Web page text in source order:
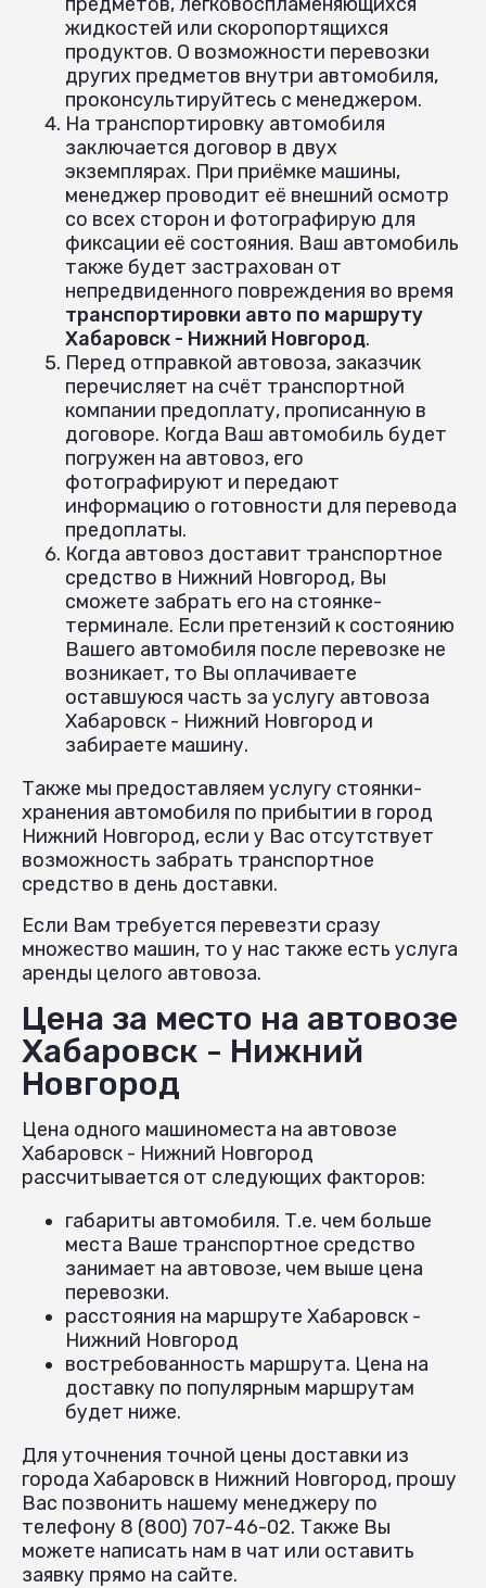
жидкостей или скоропортящихся
продуктов. О возможности перевозки
других предметов внутри автомобиля,
проконсультируйтесь с менеджером.
На транспортировку автомобиля
заключается договор в двух
экземплярах. При приёмке машины,
менеджер проводит её внешний осмотр
со всех сторон и фотографирую для
фиксации её состояния. Ваш автомобиль
также будет застрахован от
непредвиденного повреждения во время
транспортировки авто по маршруту
Хабаровск - Нижний Новгород.
Перед отправкой автовоза, заказчик
перечисляет на счёт транспортной
компании предоплату, прописанную в
договоре. Когда Ваш автомобиль будет
погружен на автовоз, его
фотографируют и передают
информацию о готовности для перевода
предоплаты.
Когда автовоз доставит транспортное
средство в Нижний Новгород, Вы
сможете забрать его на стоянке-
терминале. Если претензий к состоянию
Вашего автомобиля после перевозке не
возникает, то Вы оплачиваете
оставшуюся часть за услугу автовоза
Хабаровск - Нижний Новгород и
забираете машину.
Также мы предоставляем услугу стоянки-
хранения автомобиля по прибытии в город
Нижний Новгород, если у Вас отсутствует
возможность забрать транспортное
средство в день доставки.
Если Вам требуется перевезти сразу
множество машин, то у нас также есть услуга
аренды целого автовоза.
Цена за место на автовозе
Хабаровск - Нижний
Новгород
Цена одного машиноместа на автовозе
Хабаровск - Нижний Новгород
рассчитывается от следующих факторов:
габариты автомобиля. Т.е. чем больше
места Ваше транспортное средство
занимает на автовозе, чем выше цена
перевозки.
расстояния на маршруте Хабаровск -
Нижний Новгород
востребованность маршрута. Цена на
доставку по популярным маршрутам
будет ниже.
Для уточнения точной цены доставки из
города Хабаровск в Нижний Новгород, прошу
Вас позвонить нашему менеджеру по
телефону 8 (800) 707-46-02. Также Вы
можете написать нам в чат или оставить
заявку прямо на сайте.